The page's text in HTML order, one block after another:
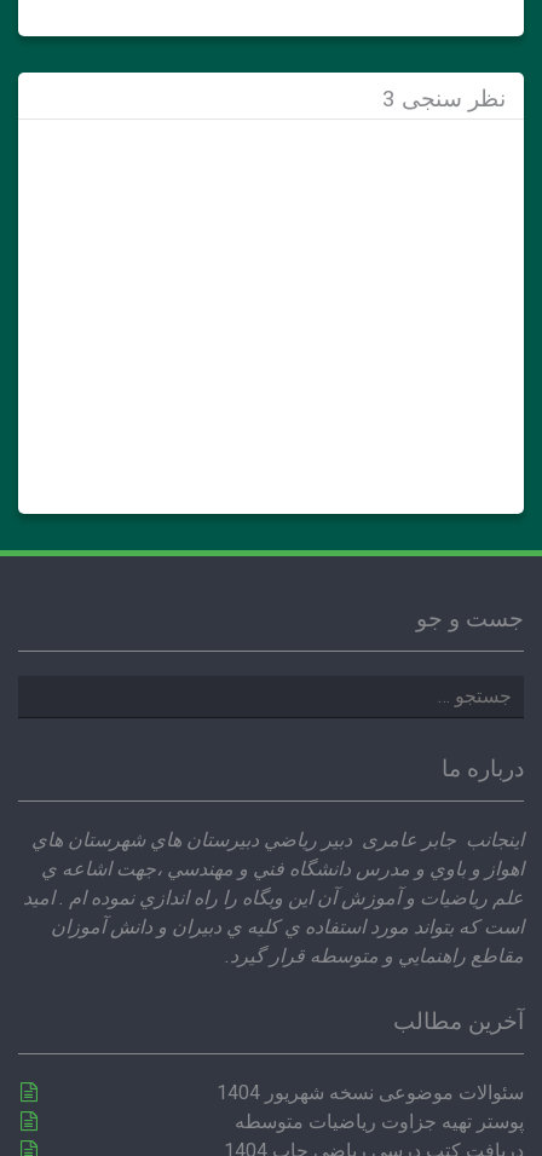
نظر سنجی 3
جست و جو
جستجو
برای:
درباره ما
اينجانب جابر عامری دبير رياضي دبيرستان هاي شهرستان هاي
اهواز و باوي و مدرس دانشگاه فني و مهندسي ،‌جهت اشاعه ي
علم رياضيات و آموزش آن اين وبگاه را راه اندازي نموده ام . اميد
است كه بتواند مورد استفاده ي كليه ي دبيران و دانش آموزان
مقاطع راهنمايي و متوسطه قرار گيرد.
آخرین مطالب
سئوالات موضوعی نسخه شهریور 1404
پوستر تهیه جزاوت ریاضیات متوسطه
دریافت کتب درسی ریاضی چاپ 1404